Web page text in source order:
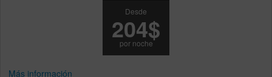
Desde
204$
por noche
Más información